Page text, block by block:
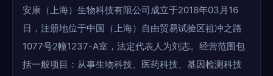
安康（上海）生物科技有限公司成立于2018年03月16
日，注册地位于中国（上海）自由贸易试验区祖冲之路
1077号2幢1237-A室，法定代表人为刘志。经营范围包
括一般项目：从事生物科技、医药科技、基因检测科技